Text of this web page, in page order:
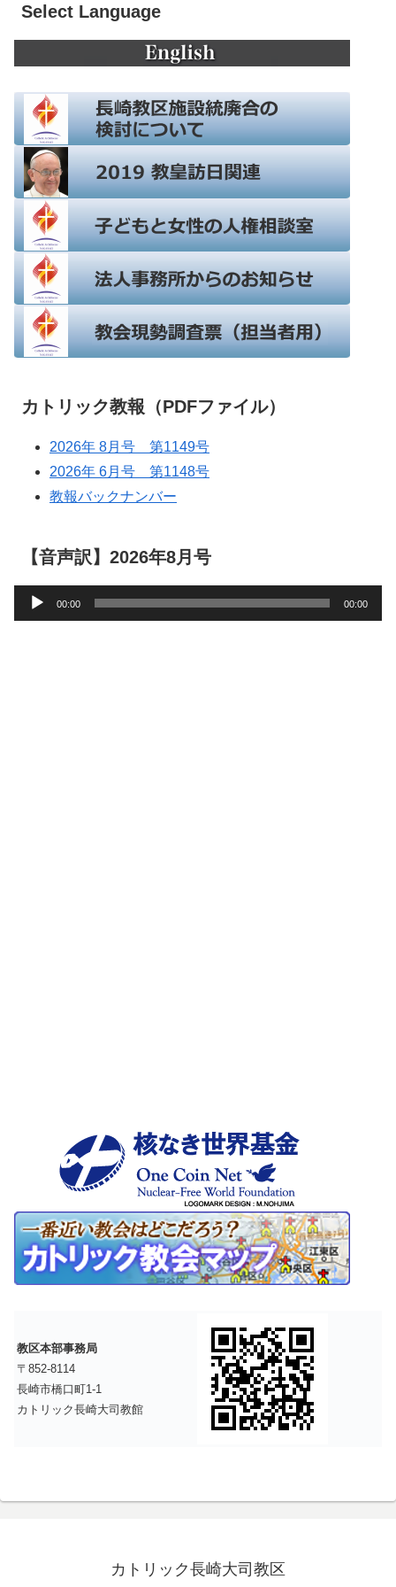
Select Language
カトリック教報（PDFファイル）
2026年 8月号 第1149号
2026年 6月号 第1148号
教報バックナンバー
【音声訳】2026年8月号
声
00:00 00:00
教区本部事務局
〒852-8114
長崎市橋口町1-1
カトリック長崎大司教館
カトリック長崎大司教区